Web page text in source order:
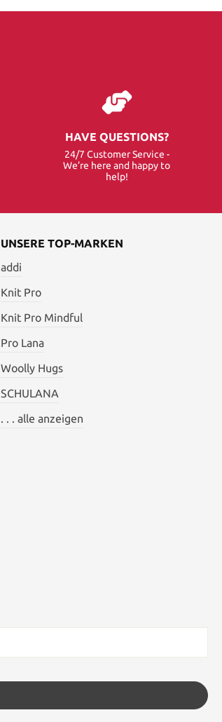
HAVE QUESTIONS?
24/7 Customer Service -
We’re here and happy to
help!
UNSERE TOP-MARKEN
addi
Knit Pro
Knit Pro Mindful
Pro Lana
Woolly Hugs
SCHULANA
. . . alle anzeigen